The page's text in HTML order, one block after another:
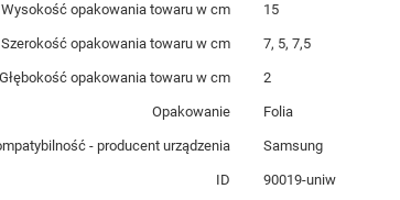
Wysokość opakowania towaru w cm 15
Szerokość opakowania towaru w cm 7, 5, 7,5
Głębokość opakowania towaru w cm 2
Opakowanie Folia
- producent urządzenia Samsung
ID 90019-uniw